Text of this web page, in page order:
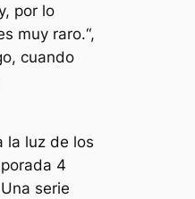
por lo
muy raro.“,
cuando
la luz de los
4
serie